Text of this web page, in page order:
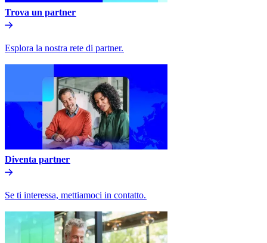
Trova un partner​​
Esplora la nostra rete di partner.​​
Diventa partner​​
Se ti interessa, mettiamoci in contatto.​​